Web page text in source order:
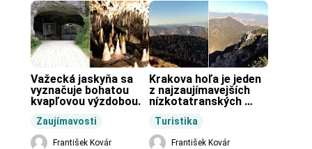
Zaujímavosti
Važecká jaskyňa sa
vyznačuje bohatou
kvapľovou výzdobou.
František Kovár
Turistika
Krakova hoľa je jeden
z najzaujímavejších
nízkotatranských
František Kovár